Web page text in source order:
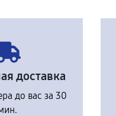
доставка
до вас за 30